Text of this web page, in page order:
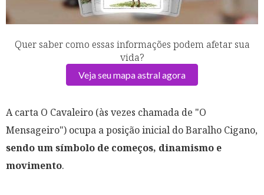
Quer saber como essas informações podem afetar sua
vida?
Veja seu mapa astral agora
A carta O Cavaleiro (às vezes chamada de "O
Mensageiro") ocupa a posição inicial do Baralho Cigano,
sendo um símbolo de começos, dinamismo e
movimento.